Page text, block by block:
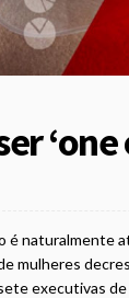
é naturalmente
mulheres
executivas